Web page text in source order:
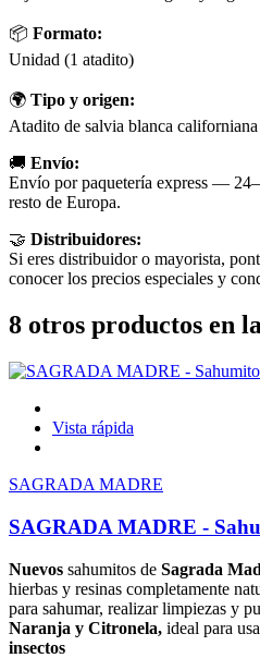
📦 Formato:
Unidad (1 atadito)
🌍 Tipo y origen:
Atadito de salvia blanca
🚚 Envío:
Envío por paquetería express —
resto de Europa.
🤝 Distribuidores:
Si eres distribuidor o mayorista,
conocer los precios especiales y
8 otros productos en
Vista rápida
SAGRADA MADRE
SAGRADA MADRE -
Nuevos sahumitos de Sagrada
hierbas y resinas completamente
para sahumar, realizar limpiezas y
Naranja y Citronela, ideal para
insectos